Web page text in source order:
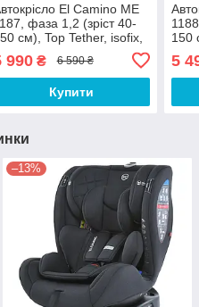
El Camino ME
фаза 1,2 (зріст 40-
см), Top Tether, isofix,
990₴ 6 590 ₴
Купити
150
5
–13%